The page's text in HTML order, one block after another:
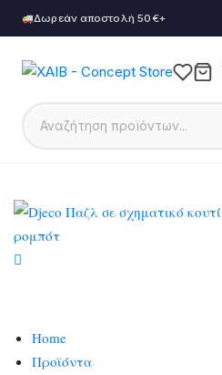
Δωρεάν αποστολή 50€+
Home
Προϊόντα